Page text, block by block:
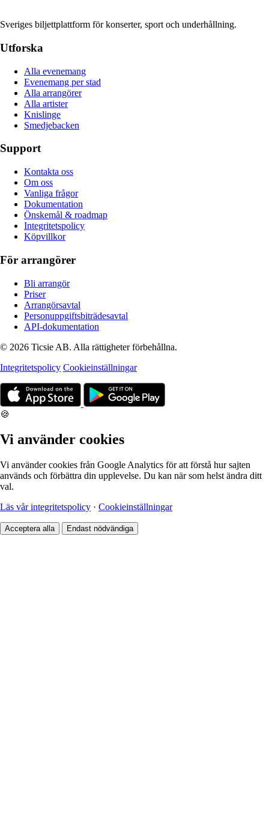
Sveriges biljettplattform för konserter, sport och underhållning.
Utforska
Alla evenemang
Evenemang per stad
Alla arrangörer
Alla artister
Knislinge
Smedjebacken
Support
Kontakta oss
Om oss
Vanliga frågor
Dokumentation
Önskemål & roadmap
Integritetspolicy
Köpvillkor
För arrangörer
Bli arrangör
Priser
Arrangörsavtal
Personuppgiftsbiträdesavtal
API-dokumentation
© 2026 Ticsie AB. Alla rättigheter förbehållna.
Integritetspolicy Cookieinställningar
🍪
Vi använder cookies
Vi använder cookies från Google Analytics för att förstå hur sajten
används och förbättra din upplevelse. Du kan när som helst ändra ditt
val.
Läs vår integritetspolicy · Cookieinställningar
Acceptera alla Endast nödvändiga